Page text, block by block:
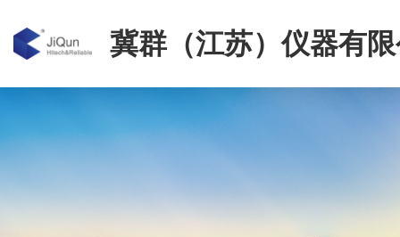
冀群（江苏）仪器有